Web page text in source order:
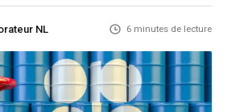
NL 6 minutes de lecture